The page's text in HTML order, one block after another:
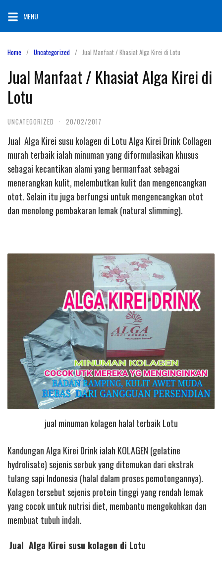
content
MENU
Home Uncategorized Jual Manfaat / Khasiat Alga Kirei di Lotu
Jual Manfaat / Khasiat Alga Kirei di
Lotu
UNCATEGORIZED · 20/02/2017
Jual Alga Kirei susu kolagen di Lotu Alga Kirei Drink Collagen
murah terbaik ialah minuman yang diformulasikan khusus
sebagai kecantikan alami yang bermanfaat sebagai
menerangkan kulit, melembutkan kulit dan mengencangkan
otot. Selain itu juga berfungsi untuk mengencangkan otot
dan menolong pembakaran lemak (natural slimming).
jual minuman kolagen halal terbaik Lotu
Kandungan Alga Kirei Drink ialah KOLAGEN (gelatine
hydrolisate) sejenis serbuk yang ditemukan dari ekstrak
tulang sapi Indonesia (halal dalam proses pemotongannya).
Kolagen tersebut sejenis protein tinggi yang rendah lemak
yang cocok untuk nutrisi diet, membantu mengokohkan dan
membuat tubuh indah.
Jual Alga Kirei susu kolagen di Lotu